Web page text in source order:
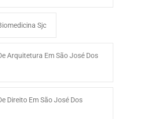
Sjc
Arquitetura Em São José Dos
Direito Em São José Dos